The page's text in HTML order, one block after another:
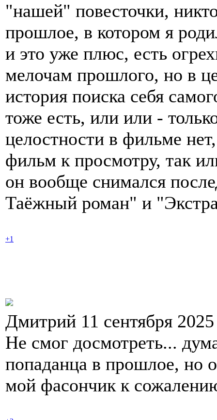
"нашей" повесточки,
прошлое, в котором я
и это уже плюс, есть
мелочам прошлого, но в
история поиска себя
тоже есть, или или -
целостности в фильме
фильм к просмотру, так
он вообще снимался
Таёжный роман" и
+1
Дмитрий 11 сентября
Не смог досмотреть...
попаданца в прошлое, но
мой фасончик к